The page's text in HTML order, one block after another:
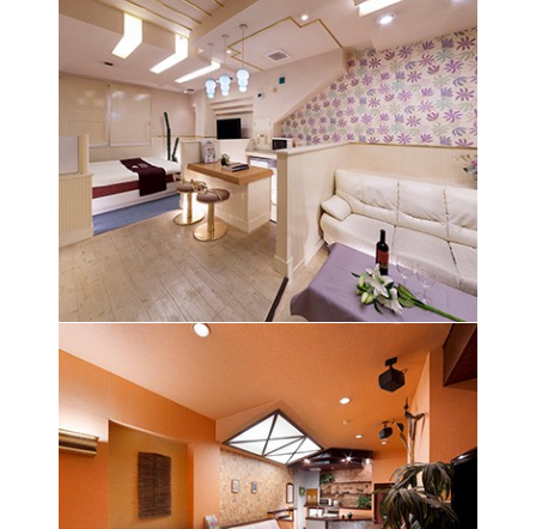
やさしいカラー使いが明るく楽しい気分にさせて
くれる空間